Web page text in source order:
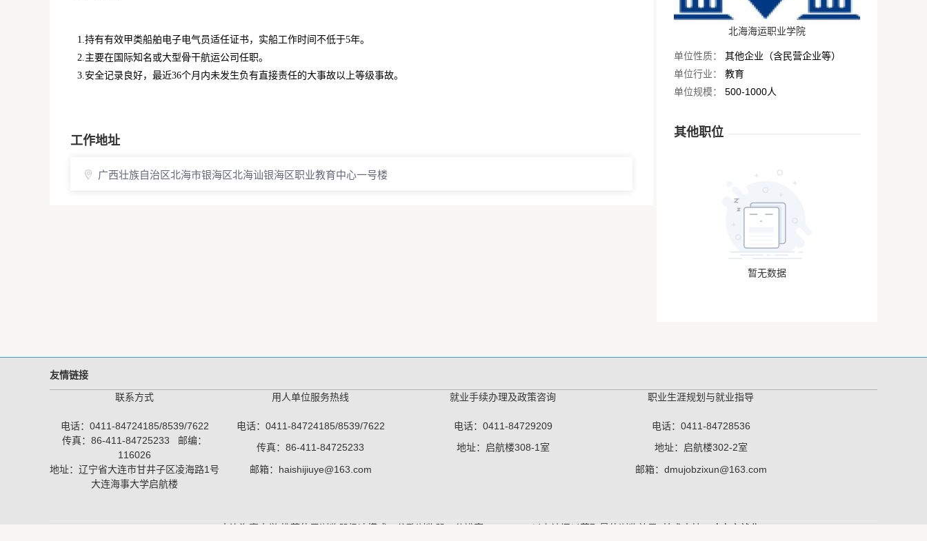
1.持有有效甲类船舶电子电气员适任证书，实船工作时间不低于5年。
2.主要在国际知名或大型骨干航运公司任职。
3.安全记录良好，最近36个月内未发生负有直接责任的大事故以上等级事故。
工作地址
广西壮族自治区北海市银海区北海讪银海区职业教育中心一号楼
北海海运职业学院
单位性质：
其他企业（含民营企业等）
单位行业：
教育
单位规模：
500-1000人
其他职位
暂无数据
友情链接
联系方式
用人单位服务热线 就业手续办理及政策咨询 职业生涯规划与就业指导
电话：0411-84724185/8539/7622 电话：0411-84724185/8539/7622 电话：0411-84729209
电话：0411-84728536
传真：86-411-84725233 邮编：
116026
传真：86-411-84725233 地址：启航楼308-1室
地址：启航楼302-2室
地址：辽宁省大连市甘井子区凌海路1号
邮箱：haishijiuye@163.com
邮箱：dmujobzixun@163.com
大连海事大学启航楼
Copyright ©大连海事大学 推荐使用浏览器极速模式、谷歌浏览器，分辨率1280＊768以上访问以获取最佳浏览效果 技术支持： 才立方就业